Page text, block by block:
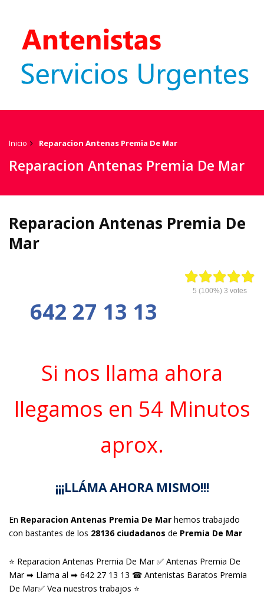
Inicio Reparacion Antenas Premia De Mar
Reparacion Antenas Premia De Mar
Reparacion Antenas Premia De
Mar
5 (100%) 3 votes
642 27 13 13
Si nos llama ahora
llegamos en 54 Minutos
aprox.
¡¡¡LLÁMA AHORA MISMO!!!
En Reparacion Antenas Premia De Mar hemos trabajado
con bastantes de los 28136 ciudadanos de Premia De Mar
⭐ Reparacion Antenas Premia De Mar ✅ Antenas Premia De
Mar ➡ Llama al ➡ 642 27 13 13 ☎ Antenistas Baratos Premia
De Mar✅ Vea nuestros trabajos ⭐